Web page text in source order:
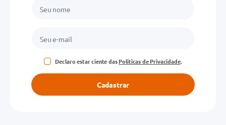
Declaro estar ciente dasPolíticas de Privacidade.
Cadastrar